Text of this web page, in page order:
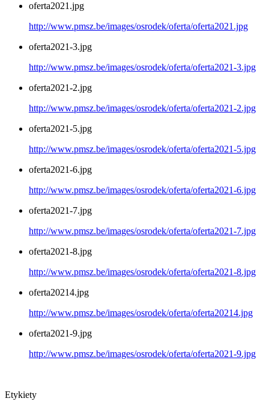
oferta2021.jpg
http://www.pmsz.be/images/osrodek/oferta/oferta2021.jpg
oferta2021-3.jpg
http://www.pmsz.be/images/osrodek/oferta/oferta2021-3.jpg
oferta2021-2.jpg
http://www.pmsz.be/images/osrodek/oferta/oferta2021-2.jpg
oferta2021-5.jpg
http://www.pmsz.be/images/osrodek/oferta/oferta2021-5.jpg
oferta2021-6.jpg
http://www.pmsz.be/images/osrodek/oferta/oferta2021-6.jpg
oferta2021-7.jpg
http://www.pmsz.be/images/osrodek/oferta/oferta2021-7.jpg
oferta2021-8.jpg
http://www.pmsz.be/images/osrodek/oferta/oferta2021-8.jpg
oferta20214.jpg
http://www.pmsz.be/images/osrodek/oferta/oferta20214.jpg
oferta2021-9.jpg
http://www.pmsz.be/images/osrodek/oferta/oferta2021-9.jpg
Etykiety